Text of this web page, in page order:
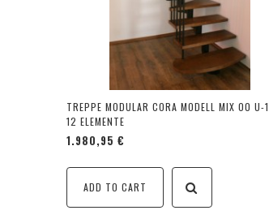
TREPPE MODULAR CORA MODELL MIX 00 U-
12 ELEMENTE
1.980,95 €
ADD TO CART